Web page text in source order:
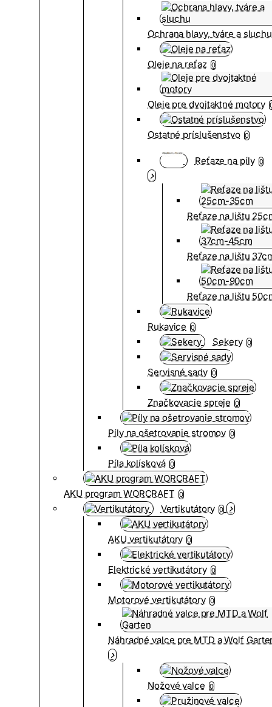
Ochrana hlavy, tváre a sluchu
Oleje na reťaz 0
Oleje pre dvojtaktné motory
Ostatné príslušenstvo 0
Reťaze na píly 0
Reťaze na lištu
Reťaze na lištu
Reťaze na lištu
Rukavice 0
Sekery 0
Servisné sady 0
Značkovacie spreje 0
Píly na ošetrovanie stromov 0
Píla kolísková 0
AKU program WORCRAFT 0
Vertikutátory 0
AKU vertikutátory 0
Elektrické vertikutátory 0
Motorové vertikutátory 0
Náhradné valce pre MTD a Wolf
Nožové valce 0